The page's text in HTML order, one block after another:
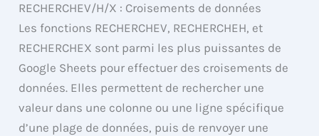
RECHERCHEV/H/X : Croisements de données
Les fonctions RECHERCHEV, RECHERCHEH, et
RECHERCHEX sont parmi les plus puissantes de
Google Sheets pour effectuer des croisements de
données. Elles permettent de rechercher une
valeur dans une colonne ou une ligne spécifique
d’une plage de données, puis de renvoyer une